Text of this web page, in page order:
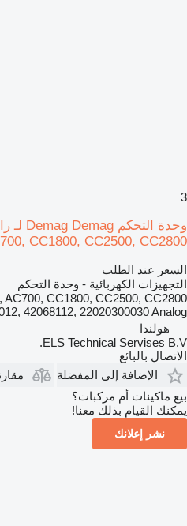
3
CC1800, CC2500, CC2800
السعر عند الطلب
التجهيزات الكهربائية - وحدة التحكم
AC700, CC1800, CC2500, CC2800
42068112, 22020300030 Analog...
هولندا
ELS Technical Servises B.V.
الاتصال بالبائع
الإضافة إلى المفضلة
بيع ماكينات أم مركبات؟
يمكنك القيام بذلك معنا!
نشر إعلانك